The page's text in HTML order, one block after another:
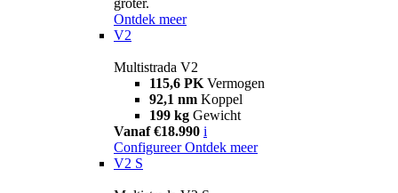
Ontdek meer
V2
Multistrada V2
115,6 PK Vermogen
92,1 nm Koppel
199 kg Gewicht
Vanaf €18.990 i
Configureer Ontdek meer
V2 S